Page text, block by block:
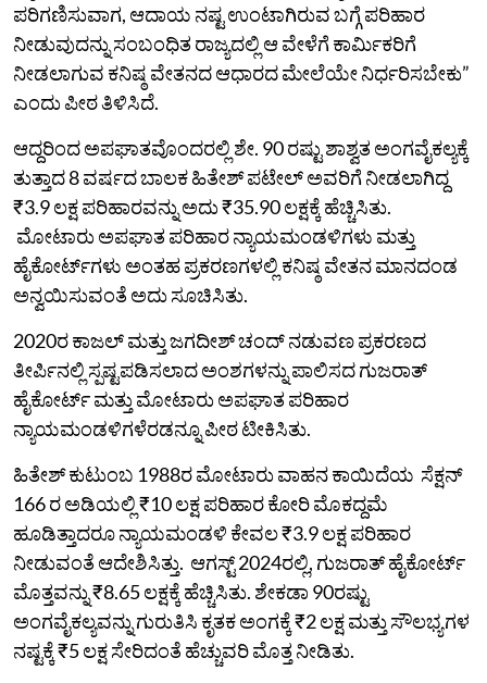
ಪರಿಗಣಿಸುವಾಗ, ಆದಾಯ ನಷ್ಟ ಉಂಟಾಗಿರುವ ಬಗ್ಗೆ ಪರಿಹಾರ
ನೀಡುವುದನ್ನು ಸಂಬಂಧಿತ ರಾಜ್ಯದಲ್ಲಿ ಆ ವೇಳೆಗೆ ಕಾರ್ಮಿಕರಿಗೆ
ನೀಡಲಾಗುವ ಕನಿಷ್ಠ ವೇತನದ ಆಧಾರದ ಮೇಲೆಯೇ ನಿರ್ಧರಿಸಬೇಕು”
ಎಂದು ಪೀಠ ತಿಳಿಸಿದೆ.
ಆದ್ದರಿಂದ ಅಪಘಾತವೊಂದರಲ್ಲಿ ಶೇ. 90 ರಷ್ಟು ಶಾಶ್ವತ ಅಂಗವೈಕಲ್ಯಕ್ಕೆ
ತುತ್ತಾದ 8 ವರ್ಷದ ಬಾಲಕ ಹಿತೇಶ್ ಪಟೇಲ್ ಅವರಿಗೆ ನೀಡಲಾಗಿದ್ದ
₹3.9 ಲಕ್ಷ ಪರಿಹಾರವನ್ನು ಅದು ₹35.90 ಲಕ್ಷಕ್ಕೆ ಹೆಚ್ಚಿಸಿತು.
ಮೋಟಾರು ಅಪಘಾತ ಪರಿಹಾರ ನ್ಯಾಯಮಂಡಳಿಗಳು ಮತ್ತು
ಹೈಕೋರ್ಟ್‌ಗಳು ಅಂತಹ ಪ್ರಕರಣಗಳಲ್ಲಿ ಕನಿಷ್ಠ ವೇತನ ಮಾನದಂಡ
ಅನ್ವಯಿಸುವಂತೆ ಅದು ಸೂಚಿಸಿತು.
2020ರ ಕಾಜಲ್ ಮತ್ತು ಜಗದೀಶ್ ಚಂದ್ ನಡುವಣ ಪ್ರಕರಣದ
ತೀರ್ಪಿನಲ್ಲಿ ಸ್ಪಷ್ಟಪಡಿಸಲಾದ ಅಂಶಗಳನ್ನು ಪಾಲಿಸದ ಗುಜರಾತ್
ಹೈಕೋರ್ಟ್ ಮತ್ತು ಮೋಟಾರು ಅಪಘಾತ ಪರಿಹಾರ
ನ್ಯಾಯಮಂಡಳಿಗಳೆರಡನ್ನೂ ಪೀಠ ಟೀಕಿಸಿತು.
ಹಿತೇಶ್‌ ಕುಟುಂಬ 1988ರ ಮೋಟಾರು ವಾಹನ ಕಾಯಿದೆಯ ಸೆಕ್ಷನ್
166 ರ ಅಡಿಯಲ್ಲಿ ₹10 ಲಕ್ಷ ಪರಿಹಾರ ಕೋರಿ ಮೊಕದ್ದಮೆ
ಹೂಡಿತ್ತಾದರೂ ನ್ಯಾಯಮಂಡಳಿ ಕೇವಲ ₹3.9 ಲಕ್ಷ ಪರಿಹಾರ
ನೀಡುವಂತೆ ಆದೇಶಿಸಿತ್ತು. ಆಗಸ್ಟ್ 2024ರಲ್ಲಿ, ಗುಜರಾತ್ ಹೈಕೋರ್ಟ್
ಮೊತ್ತವನ್ನು ₹8.65 ಲಕ್ಷಕ್ಕೆ ಹೆಚ್ಚಿಸಿತು. ಶೇಕಡಾ 90ರಷ್ಟು
ಅಂಗವೈಕಲ್ಯವನ್ನು ಗುರುತಿಸಿ ಕೃತಕ ಅಂಗಕ್ಕೆ ₹2 ಲಕ್ಷ ಮತ್ತು ಸೌಲಭ್ಯಗಳ
ನಷ್ಟಕ್ಕೆ ₹5 ಲಕ್ಷ ಸೇರಿದಂತೆ ಹೆಚ್ಚುವರಿ ಮೊತ್ತ ನೀಡಿತು.